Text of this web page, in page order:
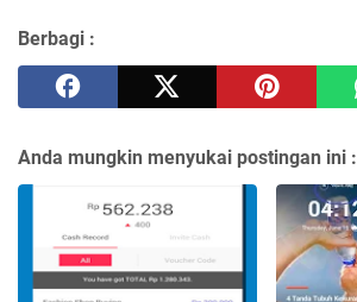
Berbagi :
Anda mungkin menyukai postingan ini :